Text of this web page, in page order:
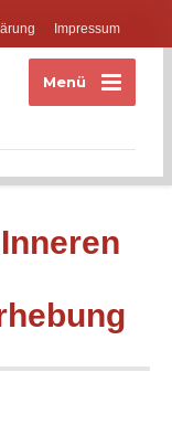
Impressum
Menü